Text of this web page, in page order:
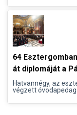
64
át diplomáját a
Hatvannégy, az
végzett